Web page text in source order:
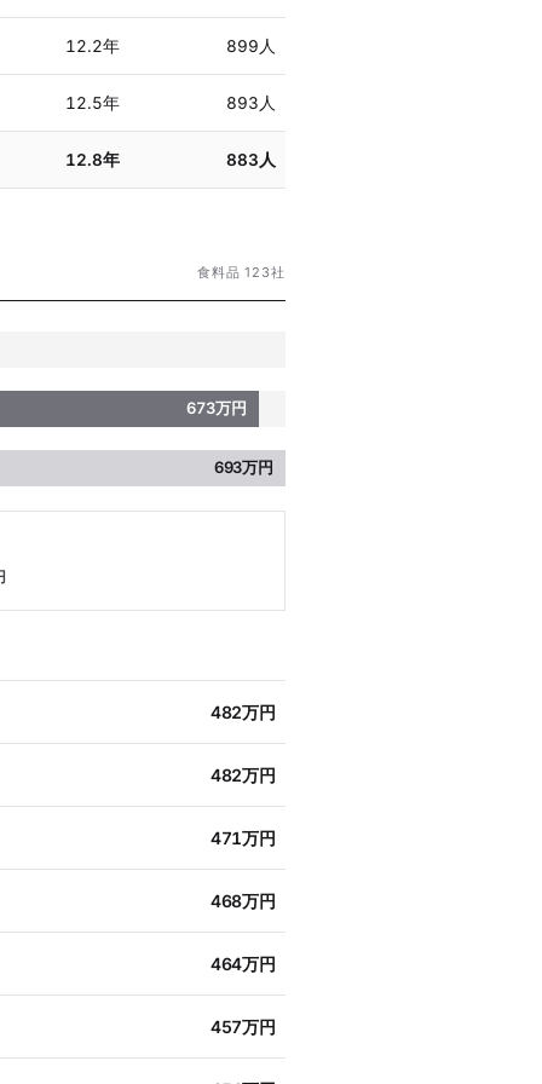
12.2年 899人
12.5年 893人
12.8年 883人
食料品 123社
673万円
693万円
482万円
482万円
471万円
468万円
464万円
457万円